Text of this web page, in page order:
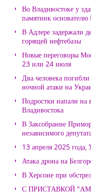
Во Владивостоке у
памятник
В Адлере задержали
горящей нефтебазы
Новые переговоры
23 или 24 июля
Два человека
ночной атаки на
Подростки напали на
Владивостока
В Заксобрание
независимого
13 апреля 2025 года,
Атака дрона на
В Херсоне при
С ПРИСТАВКОЙ